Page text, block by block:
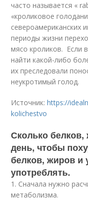
часто называется «
«кроликовое
североамериканских
периоды жизни
мясо кроликов. Если
найти какой-либо
их преследовали
неукротимый голод.
Источник:https://
kolichestvo
Сколько
день, чтобы
белков, жиров и
употреблять.
1. Сначала нужно
метаболизма.